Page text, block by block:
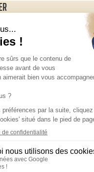
©Fournil de Pierre2026
Configuration des cookies
Mentions légales
Politique des cookies
Plan du site
Recrutement
Politique de confidentialité